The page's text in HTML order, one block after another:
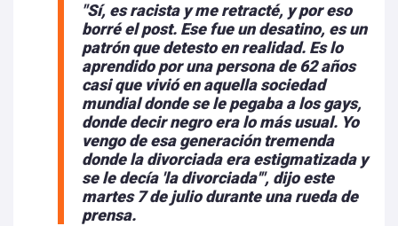
"Sí, es racista y me retracté, y por eso
borré el post. Ese fue un desatino, es un
patrón que detesto en realidad. Es lo
aprendido por una persona de 62 años
casi que vivió en aquella sociedad
mundial donde se le pegaba a los gays,
donde decir negro era lo más usual. Yo
vengo de esa generación tremenda
donde la divorciada era estigmatizada y
se le decía 'la divorciada'", dijo este
martes 7 de julio durante una rueda de
prensa.